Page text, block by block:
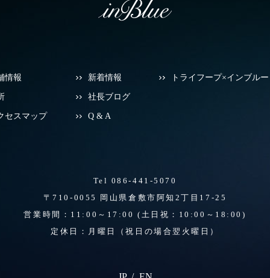
情報
セスマップ
新着情報
社長ブログ
Q & A
トライフープ×インブルー
Tel 086-441-5070
〒710-0055 岡山県倉敷市阿知2丁目17-25
営業時間：11:00～17:00 (土日祝：10:00～18:00)
定休日：月曜日（祝日の場合翌火曜日）